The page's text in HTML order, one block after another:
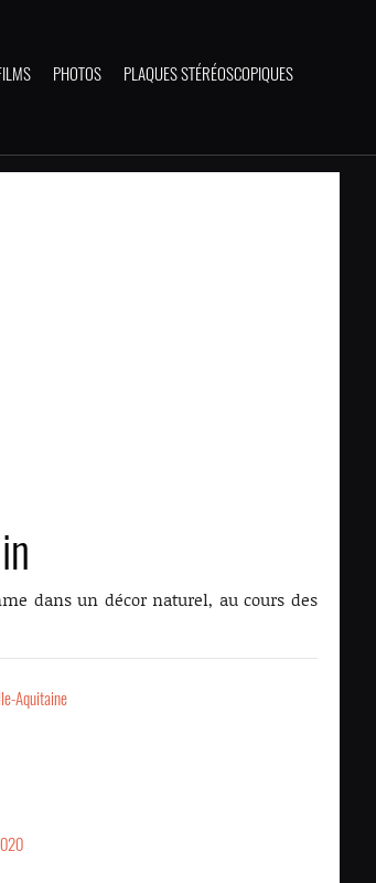
PHOTOS PLAQUES STÉRÉOSCOPIQUES
dans un décor naturel, au cours des
Aquitaine